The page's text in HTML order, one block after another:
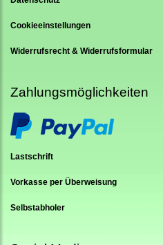
Cookieeinstellungen
Widerrufsrecht & Widerrufsformular
Zahlungsmöglichkeiten
Lastschrift
Vorkasse per Überweisung
Selbstabholer